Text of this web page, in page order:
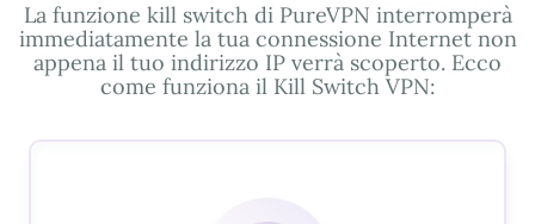
La funzione kill switch di PureVPN interromperà
immediatamente la tua connessione Internet non
appena il tuo indirizzo IP verrà scoperto. Ecco
come funziona il Kill Switch VPN: